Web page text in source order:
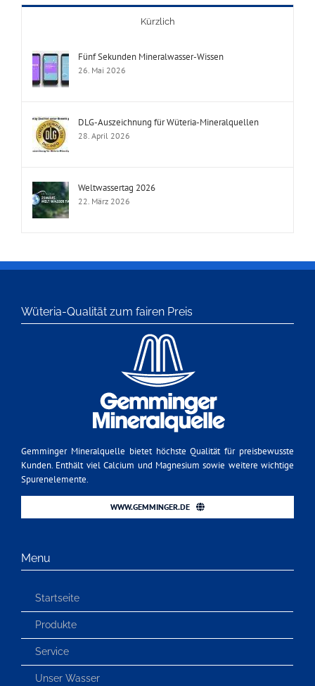
Kürzlich
Fünf Sekunden Mineralwasser-Wissen
26. Mai 2026
DLG-Auszeichnung für Wüteria-Mineralquellen
28. April 2026
Weltwassertag 2026
22. März 2026
Wüteria-Qualität zum fairen Preis
Gemminger Mineralquelle bietet höchste Qualität für preisbewusste
Kunden. Enthält viel Calcium und Magnesium sowie weitere wichtige
Spurenelemente.
WWW.GEMMINGER.DE
Menu
Startseite
Produkte
Service
Unser Wasser